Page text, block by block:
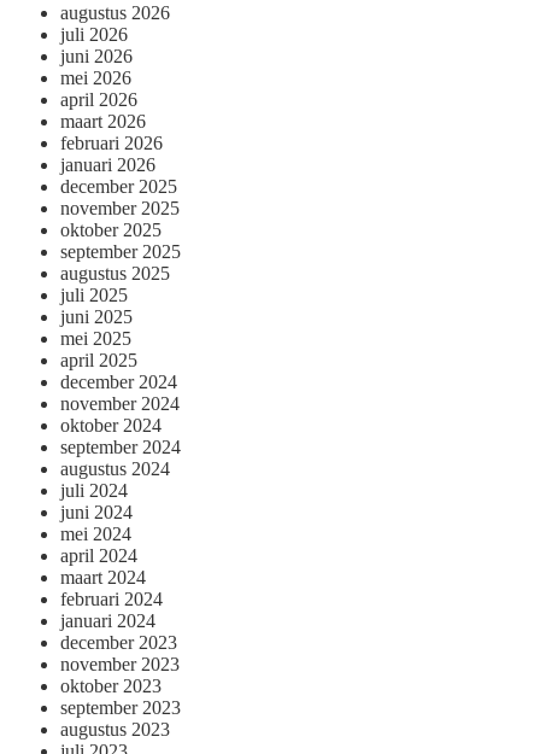
augustus 2026
juli 2026
juni 2026
mei 2026
april 2026
maart 2026
februari 2026
januari 2026
december 2025
november 2025
oktober 2025
september 2025
augustus 2025
juli 2025
juni 2025
mei 2025
april 2025
december 2024
november 2024
oktober 2024
september 2024
augustus 2024
juli 2024
juni 2024
mei 2024
april 2024
maart 2024
februari 2024
januari 2024
december 2023
november 2023
oktober 2023
september 2023
augustus 2023